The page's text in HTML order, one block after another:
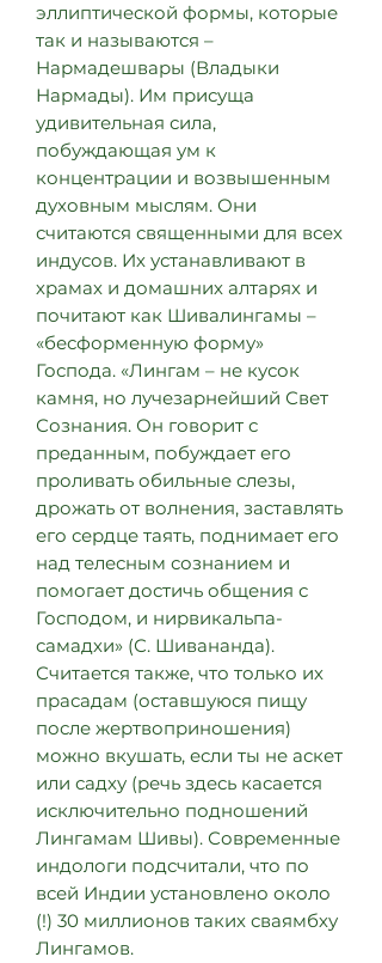
эллиптической формы, которые
так и называются –
Нармадешвары (Владыки
Нармады). Им присуща
удивительная сила,
побуждающая ум к
концентрации и возвышенным
духовным мыслям. Они
считаются священными для всех
индусов. Их устанавливают в
храмах и домашних алтарях и
почитают как Шивалингамы –
«бесформенную форму»
Господа. «Лингам – не кусок
камня, но лучезарнейший Свет
Сознания. Он говорит с
преданным, побуждает его
проливать обильные слезы,
дрожать от волнения, заставлять
его сердце таять, поднимает его
над телесным сознанием и
помогает достичь общения с
Господом, и нирвикальпа-
самадхи» (С. Шивананда).
Считается также, что только их
прасадам (оставшуюся пищу
после жертвоприношения)
можно вкушать, если ты не аскет
или садху (речь здесь касается
исключительно подношений
Лингамам Шивы). Современные
индологи подсчитали, что по
всей Индии установлено около
(!) 30 миллионов таких сваямбху
Лингамов.